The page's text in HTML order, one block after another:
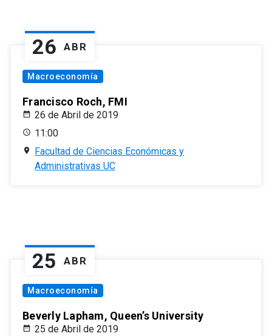
26 ABR
Macroeconomía
Francisco Roch, FMI
26 de Abril de 2019
11:00
Facultad de Ciencias Económicas y
Administrativas UC
25 ABR
Macroeconomía
Beverly Lapham, Queen’s University
25 de Abril de 2019